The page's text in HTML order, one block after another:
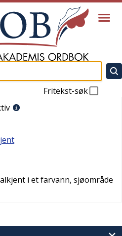
Fritekst-søk
i et farvann, sjøområde